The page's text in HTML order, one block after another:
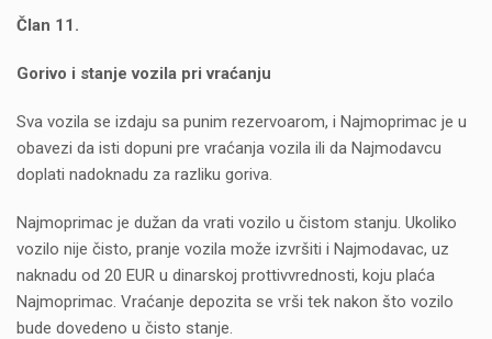
Član 11.
Gorivo i stanje vozila pri vraćanju
Sva vozila se izdaju sa punim rezervoarom, i Najmoprimac je u
obavezi da isti dopuni pre vraćanja vozila ili da Najmodavcu
doplati nadoknadu za razliku goriva.
Najmoprimac je dužan da vrati vozilo u čistom stanju. Ukoliko
vozilo nije čisto, pranje vozila može izvršiti i Najmodavac, uz
naknadu od 20 EUR u dinarskoj prottivvrednosti, koju plaća
Najmoprimac. Vraćanje depozita se vrši tek nakon što vozilo
bude dovedeno u čisto stanje.